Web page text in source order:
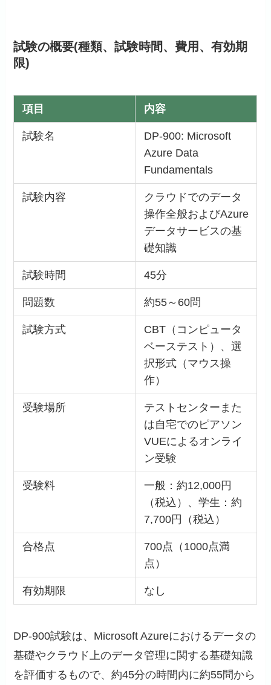
試験の概要(種類、試験時間、費用、有効期
限)
項目 内容
試験名
DP-900: Microsoft
Azure Data
Fundamentals
試験内容
クラウドでのデータ
操作全般およびAzure
データサービスの基
礎知識
試験時間 45分
問題数 約55～60問
試験方式
CBT（コンピュータ
ベーステスト）、選
択形式（マウス操
作）
受験場所
テストセンターまた
は自宅でのピアソン
VUEによるオンライ
ン受験
受験料
一般：約12,000円
（税込）、学生：約
7,700円（税込）
合格点
700点（1000点満
点）
有効期限 なし
DP-900試験は、Microsoft Azureにおけるデータの
基礎やクラウド上のデータ管理に関する基礎知識
を評価するもので、約45分の時間内に約55問から